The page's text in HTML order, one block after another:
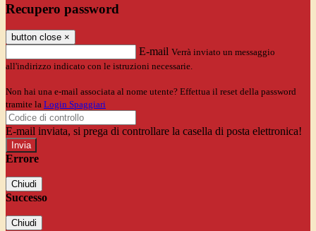
Recupero password
button close ×
E-mail Verrà inviato un messaggio
all'indirizzo indicato con le istruzioni necessarie.
Non hai una e-mail associata al nome utente? Effettua il reset della password
tramite la Login Spaggiari
E-mail inviata, si prega di controllare la casella di posta elettronica!
Errore
Chiudi
Successo
Chiudi